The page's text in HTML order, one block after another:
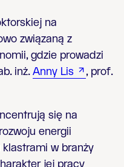
na
związaną z
gdzie prowadzi
inż.Anny Lis
, prof.
się na
energii
w branży